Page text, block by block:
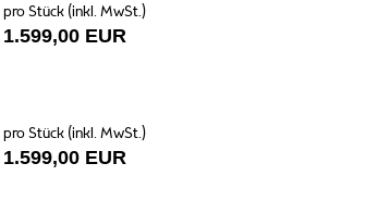
pro Stück (inkl. MwSt.)
1.599,00 EUR
pro Stück (inkl. MwSt.)
1.599,00 EUR